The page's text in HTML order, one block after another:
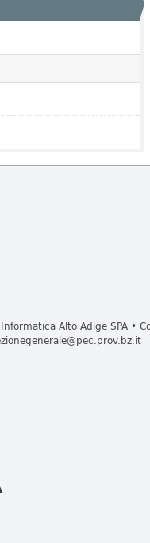
Alto Adige SPA •